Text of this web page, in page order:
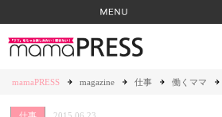
mamaPRESS magazine 仕事 働くママ